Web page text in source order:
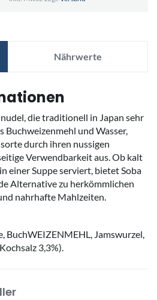
Nährwerte
die traditionell in Japan sehr
Buchweizenmehl und Wasser,
durch ihren nussigen
Verwendbarkeit aus. Ob kalt
einer Suppe serviert, bietet Soba
Alternative zu herkömmlichen
nahrhafte Mahlzeiten.
BuchWEIZENMEHL, Jamswurzel,
3,3%).